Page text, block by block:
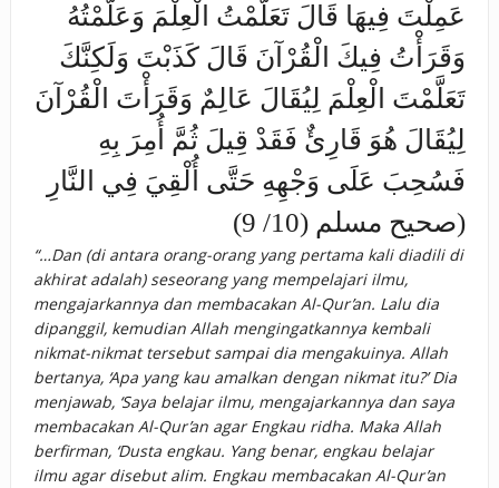
عَمِلْتَ فِيهَا قَالَ تَعَلَّمْتُ الْعِلْمَ وَعَلَّمْتُهُ
وَقَرَأْتُ فِيكَ الْقُرْآنَ قَالَ كَذَبْتَ وَلَكِنَّكَ
تَعَلَّمْتَ الْعِلْمَ لِيُقَالَ عَالِمٌ وَقَرَأْتَ الْقُرْآنَ
لِيُقَالَ هُوَ قَارِئٌ فَقَدْ قِيلَ ثُمَّ أُمِرَ بِهِ
فَسُحِبَ عَلَى وَجْهِهِ حَتَّى أُلْقِيَ فِي النَّارِ
(صحيح مسلم (10/ 9)
“…Dan (di antara orang-orang yang pertama kali diadili di
akhirat adalah) seseorang yang mempelajari ilmu,
mengajarkannya dan membacakan Al-Qur’an. Lalu dia
dipanggil, kemudian Allah mengingatkannya kembali
nikmat-nikmat tersebut sampai dia mengakuinya. Allah
bertanya, ‘Apa yang kau amalkan dengan nikmat itu?’ Dia
menjawab, ‘Saya belajar ilmu, mengajarkannya dan saya
membacakan Al-Qur’an agar Engkau ridha. Maka Allah
berfirman, ‘Dusta engkau. Yang benar, engkau belajar
ilmu agar disebut alim. Engkau membacakan Al-Qur’an